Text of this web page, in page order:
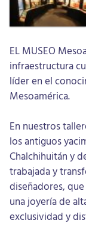
EL MUSEO
infraestructura
líder en el
Mesoamérica.
En nuestros
los antiguos
Chalchihuitán y
trabajada y
diseñadores,
una joyería de
exclusividad y